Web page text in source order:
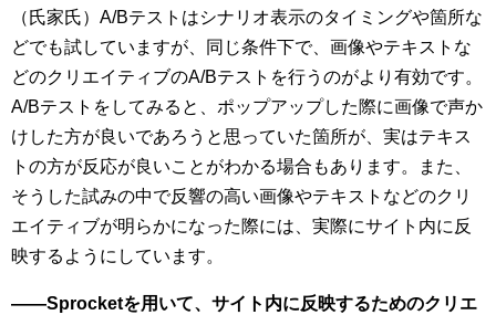
（氏家氏）A/Bテストはシナリオ表示のタイミングや箇所な
どでも試していますが、同じ条件下で、画像やテキストな
どのクリエイティブのA/Bテストを行うのがより有効です。
A/Bテストをしてみると、ポップアップした際に画像で声か
けした方が良いであろうと思っていた箇所が、実はテキス
トの方が反応が良いことがわかる場合もあります。また、
そうした試みの中で反響の高い画像やテキストなどのクリ
エイティブが明らかになった際には、実際にサイト内に反
映するようにしています。
――Sprocketを用いて、サイト内に反映するためのクリエ